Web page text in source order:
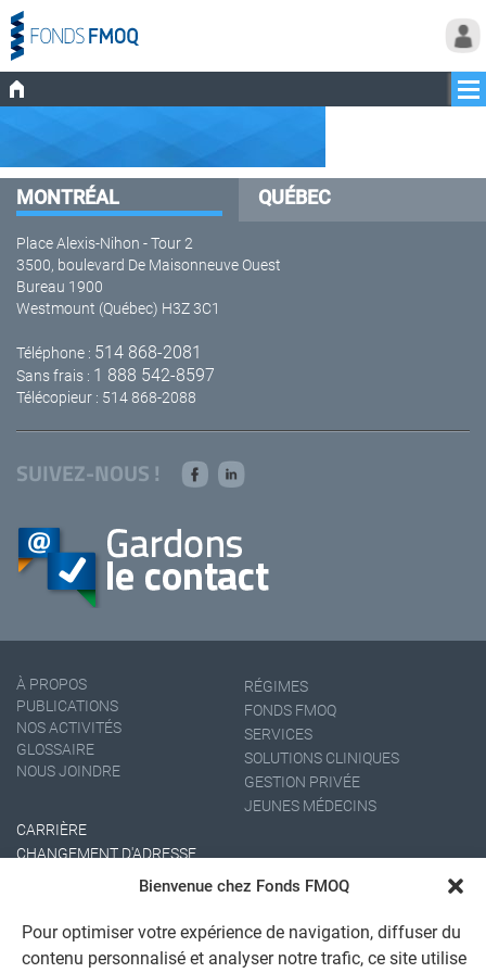
Bienvenue chez Fonds FMOQ
Pour optimiser votre expérience de navigation, diffuser du
contenu personnalisé et analyser notre trafic, ce site utilise
MONTRÉAL QUÉBEC
Place Alexis-Nihon - Tour 2
3500, boulevard De Maisonneuve Ouest
Bureau 1900
Westmount (Québec) H3Z 3C1
Téléphone : 514 868-2081
Sans frais : 1 888 542-8597
Télécopieur : 514 868-2088
SUIVEZ-NOUS !
À PROPOS
PUBLICATIONS
NOS ACTIVITÉS
GLOSSAIRE
NOUS JOINDRE
RÉGIMES
FONDS FMOQ
SERVICES
SOLUTIONS CLINIQUES
GESTION PRIVÉE
JEUNES MÉDECINS
CARRIÈRE
CHANGEMENT D'ADRESSE